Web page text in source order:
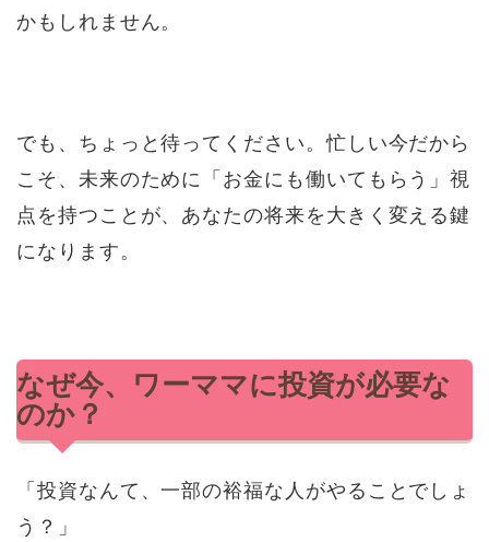
かもしれません。
でも、ちょっと待ってください。忙しい今だから
こそ、未来のために「お金にも働いてもらう」視
点を持つことが、あなたの将来を大きく変える鍵
になります。
なぜ今、ワーママに投資が必要な
のか？
「投資なんて、一部の裕福な人がやることでしょ
う？」